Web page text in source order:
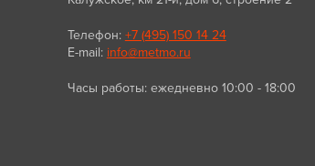
Телефон: +7 (495) 150 14 24
E-mail: info@metmo.ru
Часы работы: ежедневно 10:00 - 18:00